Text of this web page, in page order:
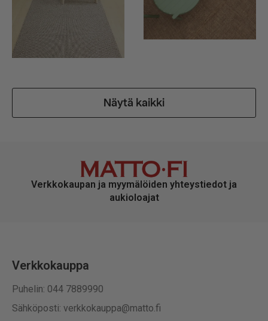
Näytä kaikki
Verkkokaupan ja myymälöiden yhteystiedot ja
aukioloajat
Verkkokauppa
Puhelin: 044 7889990
Sähköposti: verkkokauppa@matto.fi